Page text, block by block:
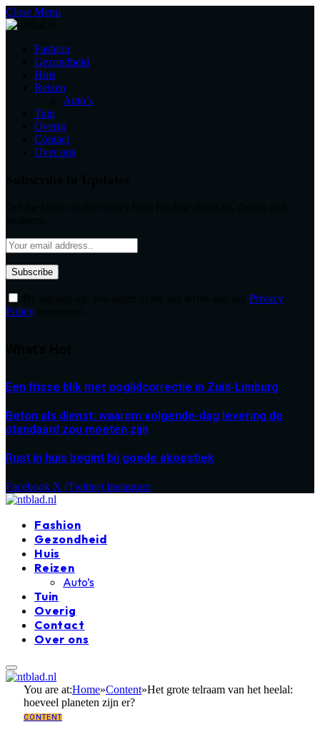
Close Menu
Fashion
Gezondheid
Huis
Reizen
Auto’s
Tuin
Overig
Contact
Over ons
Privacy
Policy
Een frisse blik met ooglidcorrectie in Zuid-Limburg
Beton als dienst: waarom volgende-dag levering de
standaard zou moeten zijn
Rust in huis begint bij goede akoestiek
Facebook X (Twitter) Instagram
Fashion
Gezondheid
Huis
Reizen
Auto’s
Tuin
Overig
Contact
Over ons
You are at:Home»Content»Het grote telraam van het heelal:
hoeveel planeten zijn er?
CONTENT